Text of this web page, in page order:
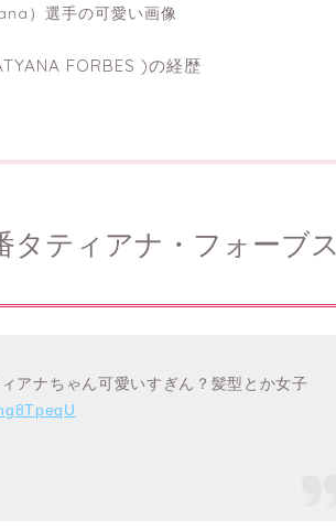
）選手の可愛い画像
FORBES )の経歴
タティアナ・フォーブス
アナちゃん可愛いすぎん？髪型とか女子